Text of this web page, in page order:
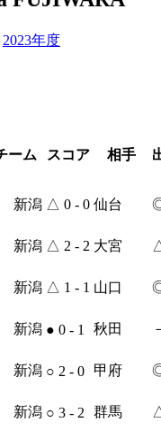
2023年度
ーム スコア 相手
新潟 △ 0 - 0 仙台
新潟 △ 2 - 2 大宮
新潟 △ 1 - 1 山口
新潟 ● 0 - 1 秋田
新潟 ○ 2 - 0 甲府
新潟 ○ 3 - 2 群馬